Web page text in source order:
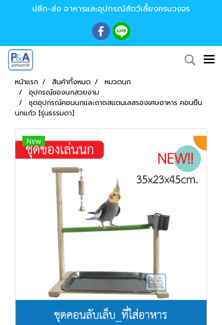
ปลีก-ส่ง อาหารและอุปกรณ์สัตว์เลี้ยงครบวงจร
หน้าแรก สินค้าทั้งหมด
หมวดนก
อุปกรณ์ของนกสวยงาม
ชุดอุปกรณ์คอนนกและถาดสแตนเลสรองเศษอาหาร คอนยืน
นกแก้ว [รุ่นธรรมดา]
New